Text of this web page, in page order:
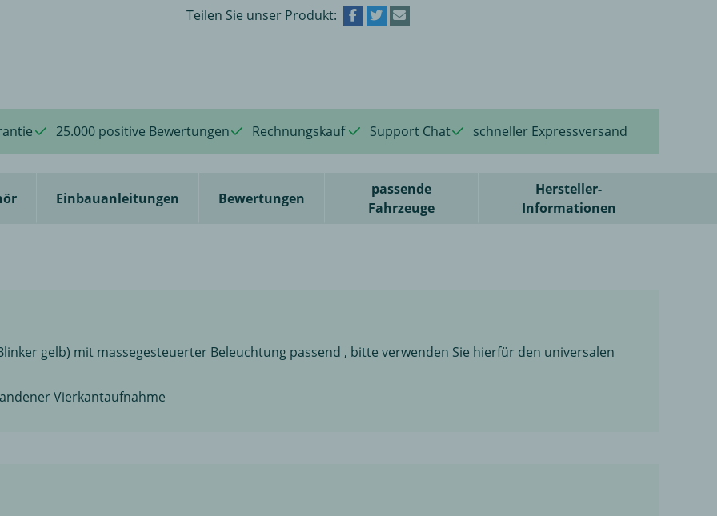
Teilen Sie unser Produkt:
25.000 positive Bewertungen Rechnungskauf Support Chat schneller Expressversand
Einbauanleitungen Bewertungen
passende
Fahrzeuge
Hersteller-
Informationen
gelb) mit massegesteuerter Beleuchtung passend , bitte verwenden Sie hierfür den universalen
Vierkantaufnahme